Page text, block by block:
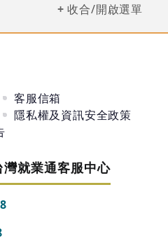
收合/開啟選單
客服信箱
隱私權及資訊安全政策
就業通客服中心